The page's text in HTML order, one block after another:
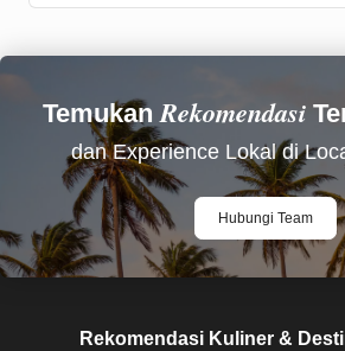
TemukanRekomendasi
dan Experience Lokal di
Hubungi Team
Rekomendasi Kuliner &